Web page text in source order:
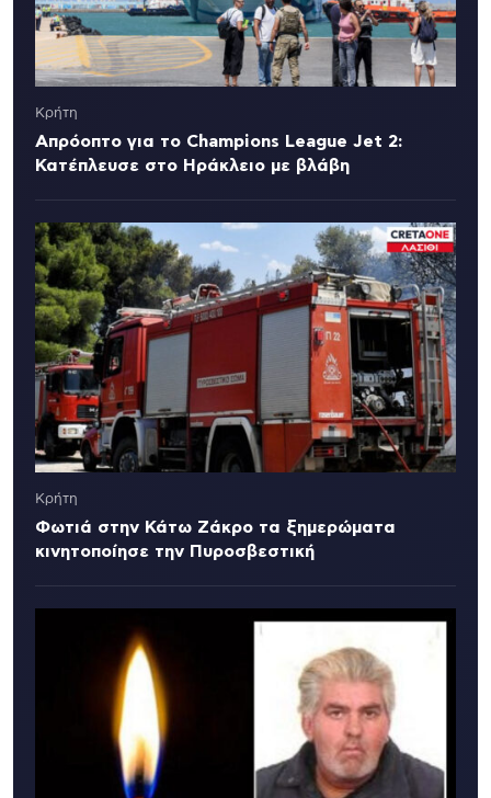
Κρήτη
Απρόοπτο για το Champions League Jet 2:
Κατέπλευσε στο Ηράκλειο με βλάβη
Κρήτη
Φωτιά στην Κάτω Ζάκρο τα ξημερώματα
κινητοποίησε την Πυροσβεστική